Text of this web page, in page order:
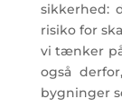
sikkerhed:
risiko for
vi tænker
også
bygninger